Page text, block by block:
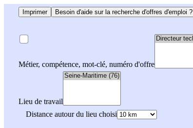
Imprimer Besoin d'aide sur la recherche d'offres d'emploi ?
Métier, compétence, mot-clé, numéro d'offre
Lieu de travail
Distance autour du lieu choisi